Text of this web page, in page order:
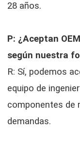
28 años.
P: ¿Aceptan
según nuestra
R: Sí, podemos
equipo de
componentes de
demandas.